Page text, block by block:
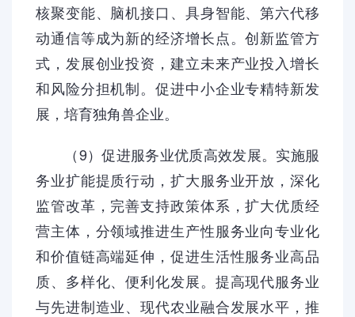
核聚变能、脑机接口、具身智能、第六代移
动通信等成为新的经济增长点。创新监管方
式，发展创业投资，建立未来产业投入增长
和风险分担机制。促进中小企业专精特新发
展，培育独角兽企业。
（9）促进服务业优质高效发展。实施服
务业扩能提质行动，扩大服务业开放，深化
监管改革，完善支持政策体系，扩大优质经
营主体，分领域推进生产性服务业向专业化
和价值链高端延伸，促进生活性服务业高品
质、多样化、便利化发展。提高现代服务业
与先进制造业、现代农业融合发展水平，推